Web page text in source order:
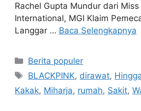
Rachel Gupta Mundur dari Miss
International, MGI Klaim
Langgar … Baca Selengkapnya
Kategori
Berita populer
Tag
BLACKPINK, dirawat,
Kakak, Miharja, rumah, Sakit,